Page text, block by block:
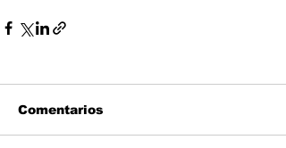
Comentarios